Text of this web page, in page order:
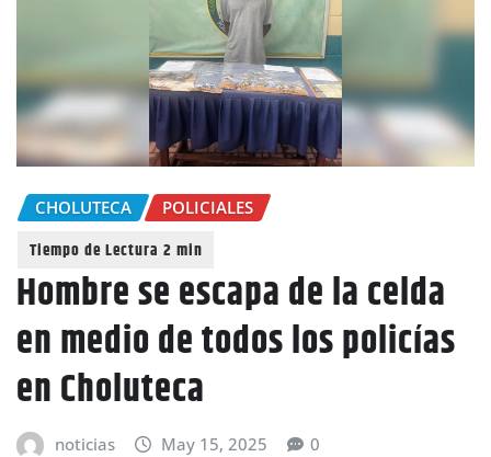
CHOLUTECA POLICIALES
Hombre se escapa de la celda
en medio de todos los policías
en Choluteca
noticias May 15, 2025 0